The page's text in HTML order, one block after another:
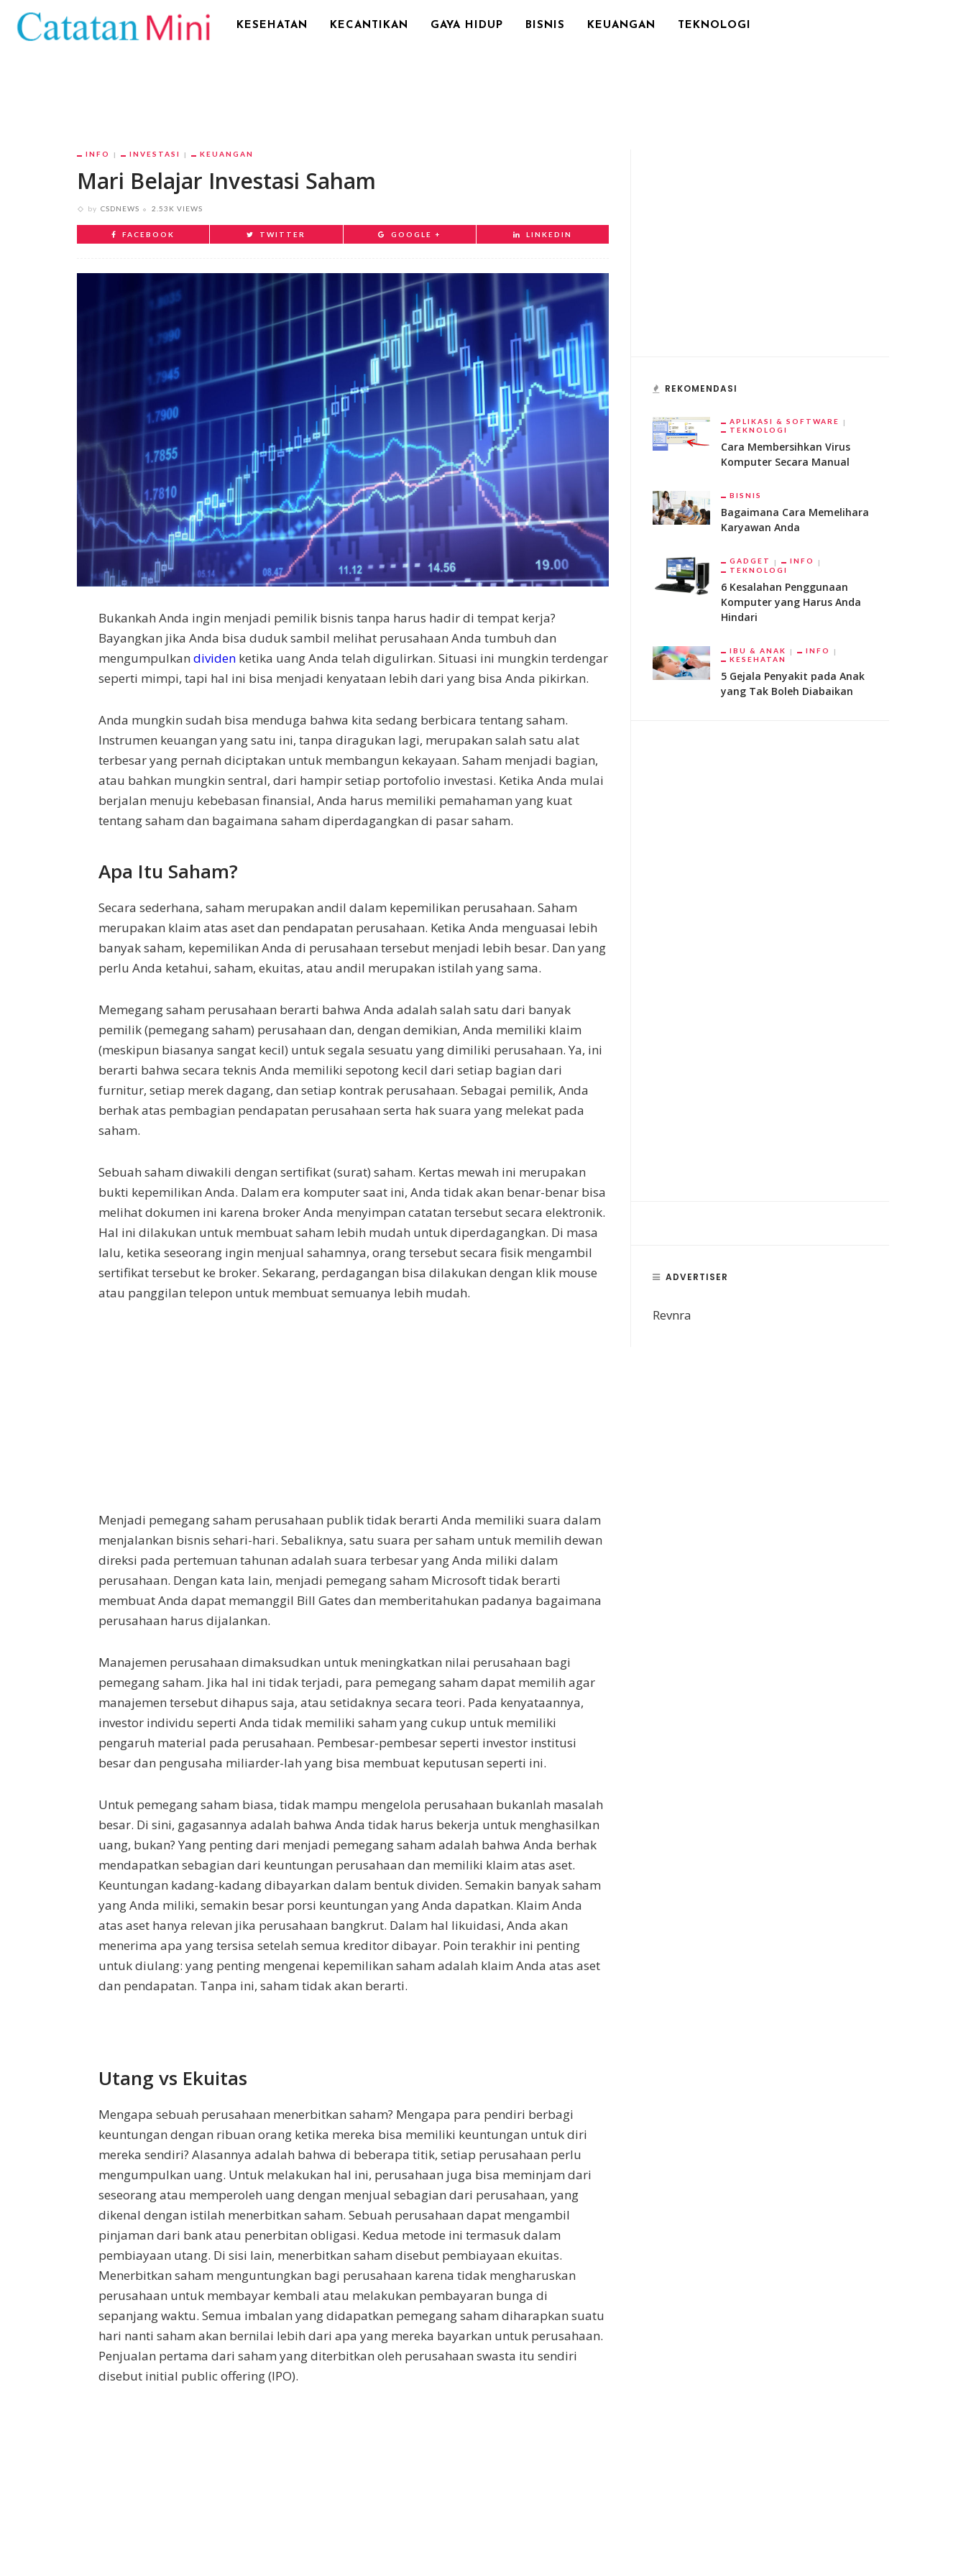
KESEHATAN KECANTIKAN GAYA HIDUP BISNIS KEUANGAN TEKNOLOGI
INFO INVESTASI KEUANGAN
Mari Belajar Investasi Saham
by CSDNEWS 2.53K VIEWS
FACEBOOK TWITTER GOOGLE + LINKEDIN
Bukankah Anda ingin menjadi pemilik bisnis tanpa harus hadir di tempat kerja?
Bayangkan jika Anda bisa duduk sambil melihat perusahaan Anda tumbuh dan
mengumpulkan dividen ketika uang Anda telah digulirkan. Situasi ini mungkin terdengar
seperti mimpi, tapi hal ini bisa menjadi kenyataan lebih dari yang bisa Anda pikirkan.
Anda mungkin sudah bisa menduga bahwa kita sedang berbicara tentang saham.
Instrumen keuangan yang satu ini, tanpa diragukan lagi, merupakan salah satu alat
terbesar yang pernah diciptakan untuk membangun kekayaan. Saham menjadi bagian,
atau bahkan mungkin sentral, dari hampir setiap portofolio investasi. Ketika Anda mulai
berjalan menuju kebebasan finansial, Anda harus memiliki pemahaman yang kuat
tentang saham dan bagaimana saham diperdagangkan di pasar saham.
Apa Itu Saham?
Secara sederhana, saham merupakan andil dalam kepemilikan perusahaan. Saham
merupakan klaim atas aset dan pendapatan perusahaan. Ketika Anda menguasai lebih
banyak saham, kepemilikan Anda di perusahaan tersebut menjadi lebih besar. Dan yang
perlu Anda ketahui, saham, ekuitas, atau andil merupakan istilah yang sama.
Memegang saham perusahaan berarti bahwa Anda adalah salah satu dari banyak
pemilik (pemegang saham) perusahaan dan, dengan demikian, Anda memiliki klaim
(meskipun biasanya sangat kecil) untuk segala sesuatu yang dimiliki perusahaan. Ya, ini
berarti bahwa secara teknis Anda memiliki sepotong kecil dari setiap bagian dari
furnitur, setiap merek dagang, dan setiap kontrak perusahaan. Sebagai pemilik, Anda
berhak atas pembagian pendapatan perusahaan serta hak suara yang melekat pada
saham.
Sebuah saham diwakili dengan sertifikat (surat) saham. Kertas mewah ini merupakan
bukti kepemilikan Anda. Dalam era komputer saat ini, Anda tidak akan benar-benar bisa
melihat dokumen ini karena broker Anda menyimpan catatan tersebut secara elektronik.
Hal ini dilakukan untuk membuat saham lebih mudah untuk diperdagangkan. Di masa
lalu, ketika seseorang ingin menjual sahamnya, orang tersebut secara fisik mengambil
sertifikat tersebut ke broker. Sekarang, perdagangan bisa dilakukan dengan klik mouse
atau panggilan telepon untuk membuat semuanya lebih mudah.
Menjadi pemegang saham perusahaan publik tidak berarti Anda memiliki suara dalam
menjalankan bisnis sehari-hari. Sebaliknya, satu suara per saham untuk memilih dewan
direksi pada pertemuan tahunan adalah suara terbesar yang Anda miliki dalam
perusahaan. Dengan kata lain, menjadi pemegang saham Microsoft tidak berarti
membuat Anda dapat memanggil Bill Gates dan memberitahukan padanya bagaimana
perusahaan harus dijalankan.
Manajemen perusahaan dimaksudkan untuk meningkatkan nilai perusahaan bagi
pemegang saham. Jika hal ini tidak terjadi, para pemegang saham dapat memilih agar
manajemen tersebut dihapus saja, atau setidaknya secara teori. Pada kenyataannya,
investor individu seperti Anda tidak memiliki saham yang cukup untuk memiliki
pengaruh material pada perusahaan. Pembesar-pembesar seperti investor institusi
besar dan pengusaha miliarder-lah yang bisa membuat keputusan seperti ini.
Untuk pemegang saham biasa, tidak mampu mengelola perusahaan bukanlah masalah
besar. Di sini, gagasannya adalah bahwa Anda tidak harus bekerja untuk menghasilkan
uang, bukan? Yang penting dari menjadi pemegang saham adalah bahwa Anda berhak
mendapatkan sebagian dari keuntungan perusahaan dan memiliki klaim atas aset.
Keuntungan kadang-kadang dibayarkan dalam bentuk dividen. Semakin banyak saham
yang Anda miliki, semakin besar porsi keuntungan yang Anda dapatkan. Klaim Anda
atas aset hanya relevan jika perusahaan bangkrut. Dalam hal likuidasi, Anda akan
menerima apa yang tersisa setelah semua kreditor dibayar. Poin terakhir ini penting
untuk diulang: yang penting mengenai kepemilikan saham adalah klaim Anda atas aset
dan pendapatan. Tanpa ini, saham tidak akan berarti.
Utang vs Ekuitas
Mengapa sebuah perusahaan menerbitkan saham? Mengapa para pendiri berbagi
keuntungan dengan ribuan orang ketika mereka bisa memiliki keuntungan untuk diri
mereka sendiri? Alasannya adalah bahwa di beberapa titik, setiap perusahaan perlu
mengumpulkan uang. Untuk melakukan hal ini, perusahaan juga bisa meminjam dari
seseorang atau memperoleh uang dengan menjual sebagian dari perusahaan, yang
dikenal dengan istilah menerbitkan saham. Sebuah perusahaan dapat mengambil
pinjaman dari bank atau penerbitan obligasi. Kedua metode ini termasuk dalam
pembiayaan utang. Di sisi lain, menerbitkan saham disebut pembiayaan ekuitas.
Menerbitkan saham menguntungkan bagi perusahaan karena tidak mengharuskan
perusahaan untuk membayar kembali atau melakukan pembayaran bunga di
sepanjang waktu. Semua imbalan yang didapatkan pemegang saham diharapkan suatu
hari nanti saham akan bernilai lebih dari apa yang mereka bayarkan untuk perusahaan.
Penjualan pertama dari saham yang diterbitkan oleh perusahaan swasta itu sendiri
disebut initial public offering (IPO).
REKOMENDASI
APLIKASI & SOFTWARE
TEKNOLOGI
Cara Membersihkan Virus
Komputer Secara Manual
BISNIS
Bagaimana Cara Memelihara
Karyawan Anda
GADGET
INFO
TEKNOLOGI
6 Kesalahan Penggunaan
Komputer yang Harus Anda
Hindari
IBU & ANAK
INFO
KESEHATAN
5 Gejala Penyakit pada Anak
yang Tak Boleh Diabaikan
ADVERTISER
Revnra